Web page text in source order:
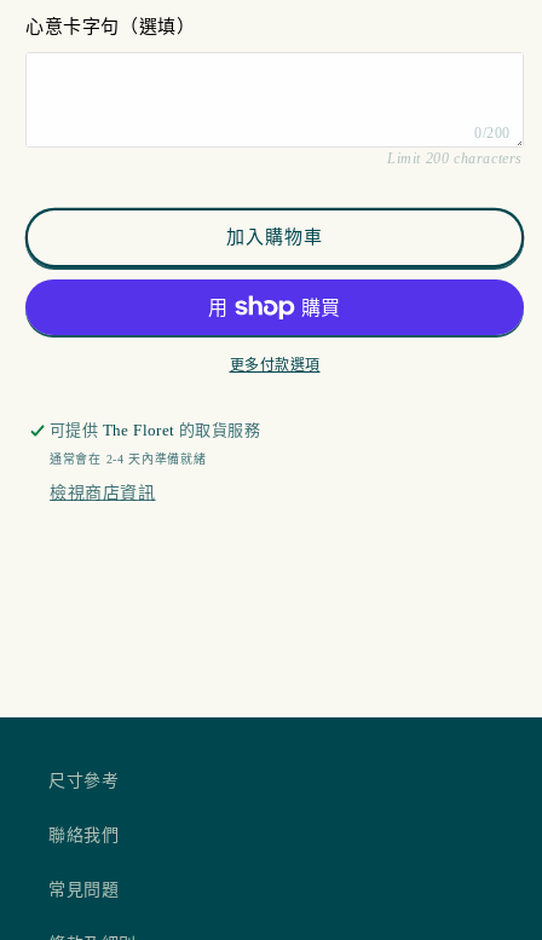
11am - 12pm
4pm - 7pm
心意卡字句（選填）
0/200
Limit 200 characters
加入購物車
更多付款選項
可提供 The Floret 的取貨服務
通常會在 2-4 天內準備就緒
檢視商店資訊
尺寸參考
聯絡我們
常見問題